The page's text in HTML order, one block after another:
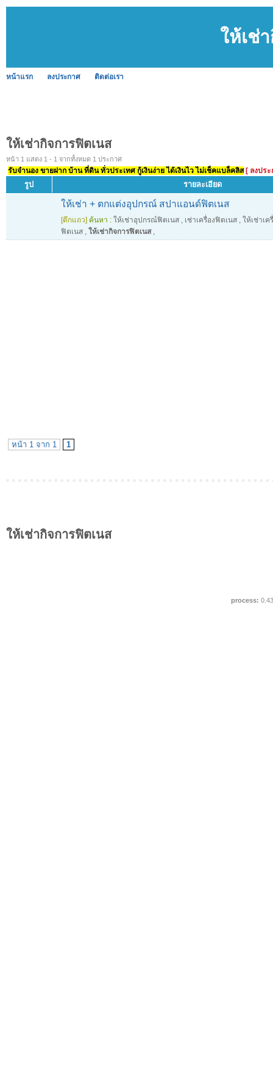
ให้เช่
หน้าแรก ลงประกาศ ติดต่อเรา
ให้เช่ากิจการฟิตเนส
หน้า 1 แสดง 1 - 1 จากทั้งหมด 1 ประกาศ
รับจำนอง ขายฝาก บ้าน ที่ดิน ทั่วประเทศ กู้เงินง่าย ได้เงินไว ไม่เช็คแบล็คลิส [ ลงปร
รูป รายละเอียด
ให้เช่า + ตกแต่งอุปกรณ์ สปาแอนด์ฟิตเนส
[ตึกแถว] ค้นหา : ให้เช่าอุปกรณ์ฟิตเนส , เช่าเครื่องฟิตเนส , ให้เช่าเค
ฟิตเนส , ให้เช่ากิจการฟิตเนส,
หน้า 1 จาก 1 1
ให้เช่ากิจการฟิตเนส
process: